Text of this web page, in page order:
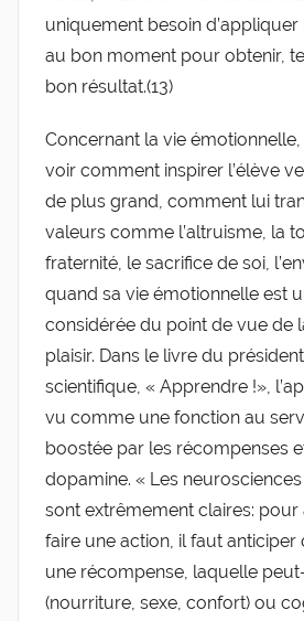
uniquement besoin
au bon moment pour obtenir,
bon résultat.(13)
Concernant la vie
voir comment inspirer l’élève
de plus grand, comment lui
valeurs comme l’altruisme, la
fraternité, le sacrifice de soi,
quand sa vie émotionnelle est
considérée du point de vue de
plaisir. Dans le livre du
scientifique, « Apprendre !»,
vu comme une fonction au
boostée par les récompenses
dopamine. « Les
sont extrêmement claires: pour
faire une action, il faut anticiper
une récompense, laquelle
(nourriture, sexe, confort) ou